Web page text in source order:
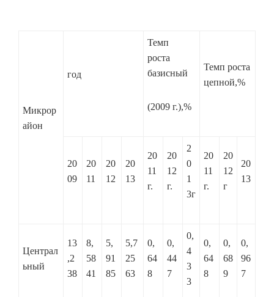
Микрор
айон
год
Темп
роста
базисный
(2009 г.),%
Темп роста
цепной,%
20
09
20
11
20
12
20
13
20
11
г.
20
12
г.
2
0
1
3г
20
11
г.
20
12
г
20
13
Централ
ьный
13
,2
38
8,
58
41
5,
91
85
5,7
25
63
0,
64
8
0,
44
7
0,
4
3
3
0,
64
8
0,
68
9
0,
96
7